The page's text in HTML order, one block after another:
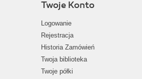
Twoje Konto
Logowanie
Rejestracja
Historia Zamówień
Twoja biblioteka
Twoje półki